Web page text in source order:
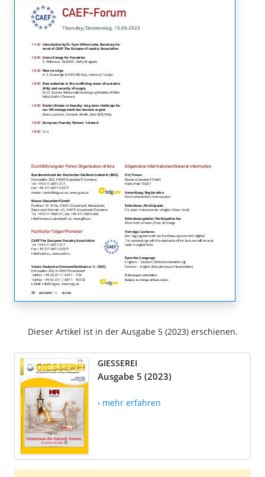
Dieser Artikel ist in der Ausgabe 5 (2023) erschienen.
GIESSEREI
Ausgabe 5 (2023)
› mehr erfahren